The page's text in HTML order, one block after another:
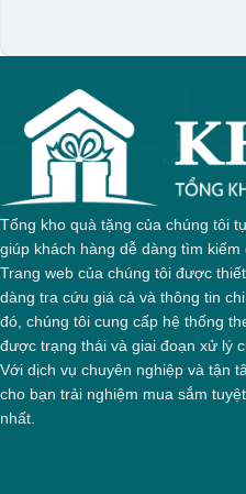
Tổng kho quà tặng của chúng tôi
giúp khách hàng dễ dàng tìm
Trang web của chúng tôi được
dàng tra cứu giá cả và thông tin
đó, chúng tôi cung cấp hệ thống
được trạng thái và giai đoạn xử lý
Với dịch vụ chuyên nghiệp và tận
cho bạn trải nghiệm mua sắm
nhất.